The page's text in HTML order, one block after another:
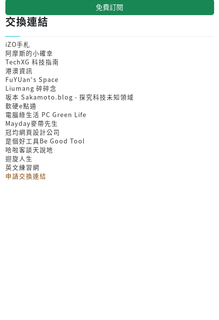
免費訂閱
交換連結
iZO手札
阿摩斯的小確幸
TechXG 科技指南
港澳資訊
FuYUan's Space
Liumang 碎碎念
坂本 Sakamoto.blog - 探究科技未知領域
軟硬e點通
電腦綠生活 PC Green Life
Mayday麥帶先生
冠均網頁設計公司
是個好工具Be Good Tool
哈啦客談天說地
迴旋人生
英文練習網
申請交換連結